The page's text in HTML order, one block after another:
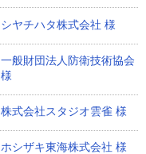
シヤチハタ株式会社 様
一般財団法人防衛技術協会
様
株式会社スタジオ雲雀 様
ホシザキ東海株式会社 様